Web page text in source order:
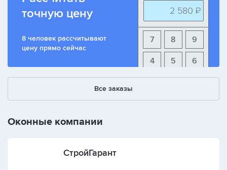
точную цену
8 человек рассчитывают
цену прямо сейчас
2 580 ₽
9
8
7
6
5
4
+ - /
Все заказы
Оконные компании
СтройГарант